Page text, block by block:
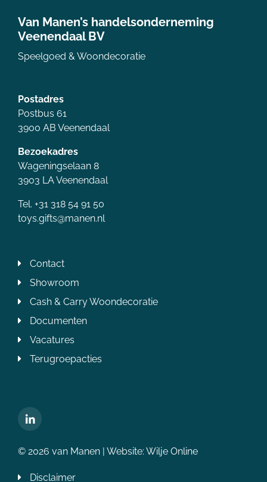
Van Manen’s handelsonderneming
Veenendaal BV
Speelgoed & Woondecoratie
Postadres
Postbus 61
3900 AB Veenendaal
Bezoekadres
Wageningselaan 8
3903 LA Veenendaal
Tel. +31 318 54 91 50
toys.gifts@manen.nl
Contact
Showroom
Cash & Carry Woondecoratie
Documenten
Vacatures
Terugroepacties
© 2026 van Manen | Website: Wilje Online
Disclaimer